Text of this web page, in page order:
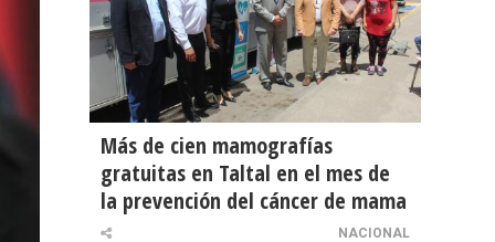
Más de cien mamografías
gratuitas en Taltal en el mes de
la prevención del cáncer de mama
NACIONAL